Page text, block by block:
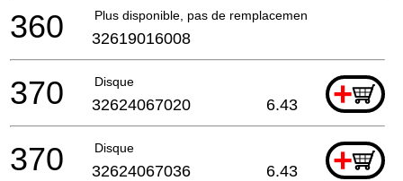
Plus disponible, pas de remplacement
360 32619016008
Disque +
370 32624067020 6.43
Disque +
370 32624067036 6.43